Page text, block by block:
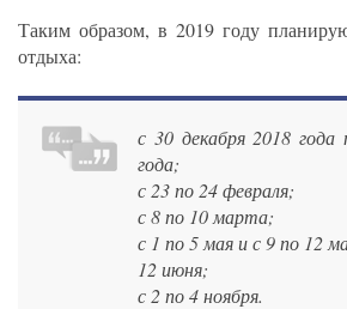
Таким образом, в 2019 году
отдыха:
с 30 декабря 2018 года
года;
с 23 по 24 февраля;
с 8 по 10 марта;
с 1 по 5 мая и с 9 по 12
12 июня;
с 2 по 4 ноября.